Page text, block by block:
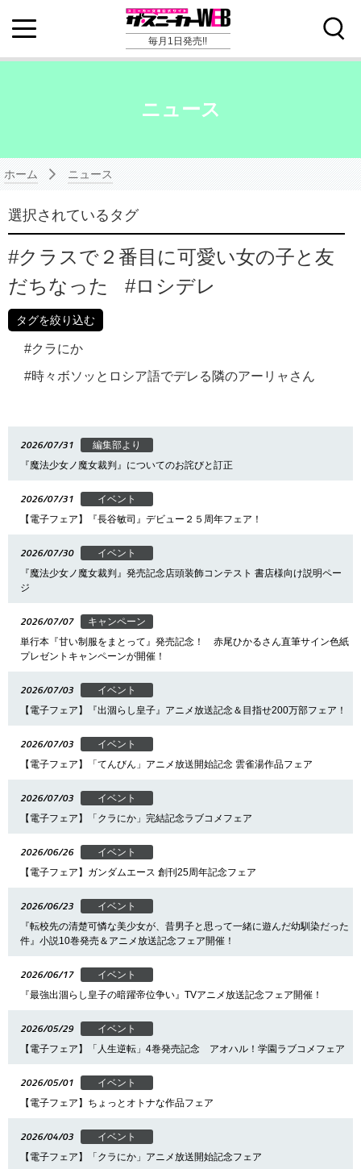
毎月1日発売!!
ニュース
ホーム ニュース
選択されているタグ
クラスで２番目に可愛い女の子と友
だちなった
ロシデレ
タグを絞り込む
クラにか
時々ボソッとロシア語でデレる隣のアーリャさん
2026/07/31
編集部より
『魔法少女ノ魔女裁判』についてのお詫びと訂正
2026/07/31
イベント
【電子フェア】『長谷敏司』デビュー２５周年フェア！
2026/07/30
イベント
『魔法少女ノ魔女裁判』発売記念店頭装飾コンテスト 書店様向け説明ペー
ジ
2026/07/07
キャンペーン
単行本『甘い制服をまとって』発売記念！ 赤尾ひかるさん直筆サイン色紙
プレゼントキャンペーンが開催！
2026/07/03
イベント
【電子フェア】『出涸らし皇子』アニメ放送記念＆目指せ200万部フェア！
2026/07/03
イベント
【電子フェア】「てんびん」アニメ放送開始記念 雲雀湯作品フェア
2026/07/03
イベント
【電子フェア】「クラにか」完結記念ラブコメフェア
2026/06/26
イベント
【電子フェア】ガンダムエース 創刊25周年記念フェア
2026/06/23
イベント
『転校先の清楚可憐な美少女が、昔男子と思って一緒に遊んだ幼馴染だった
件』小説10巻発売＆アニメ放送記念フェア開催！
2026/06/17
イベント
『最強出涸らし皇子の暗躍帝位争い』TVアニメ放送記念フェア開催！
2026/05/29
イベント
【電子フェア】「人生逆転」4巻発売記念 アオハル！学園ラブコメフェア
2026/05/01
イベント
【電子フェア】ちょっとオトナな作品フェア
2026/04/03
イベント
【電子フェア】「クラにか」アニメ放送開始記念フェア